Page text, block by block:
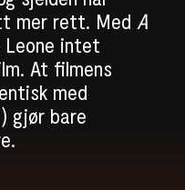
mer rett. Med A
intet
At filmens
med
gjør bare